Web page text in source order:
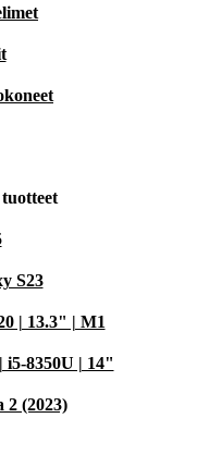
S23
| 13.3" | M1
8350U | 14"
2 (2023)